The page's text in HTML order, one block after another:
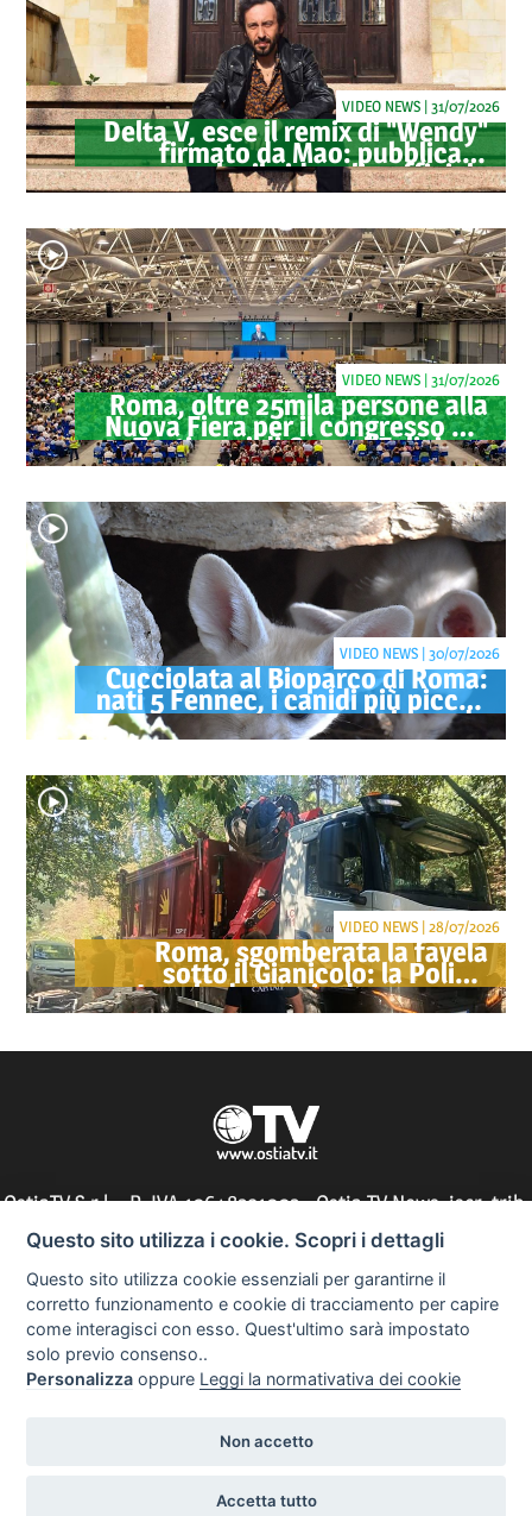
Delta V, esce il remix di "Wendy"
firmato da Mao: pubblicato
anche il videoclip ufficiale
VIDEO NEWS | 31/07/2026
Roma, oltre 25mila persone alla
Nuova Fiera per il congresso dei
Testimoni di Geova "Felici per
sempre"
VIDEO NEWS | 31/07/2026
Cucciolata al Bioparco di Roma:
nati 5 Fennec, i canidi più piccoli
del mondo
VIDEO NEWS | 30/07/2026
Roma, sgomberata la favela
sotto il Gianicolo: la Polizia
Locale denuncia due persone
VIDEO NEWS | 28/07/2026
OstiaTV S.r.l. - P. IVA 10648291002 - Ostia TV News, iscr. trib.
di Roma n° 197/2010 - direttore responsabile: Silvia Tocci
Informazioni utili
Copyright 2023
Realizzazione siti web
Questo sito utilizza i cookie. Scopri i dettagli
Questo sito utilizza cookie essenziali per garantirne il
corretto funzionamento e cookie di tracciamento per capire
come interagisci con esso. Quest'ultimo sarà impostato
solo previo consenso..
Personalizza oppure Leggi la normativativa dei cookie
Non accetto
Accetta tutto